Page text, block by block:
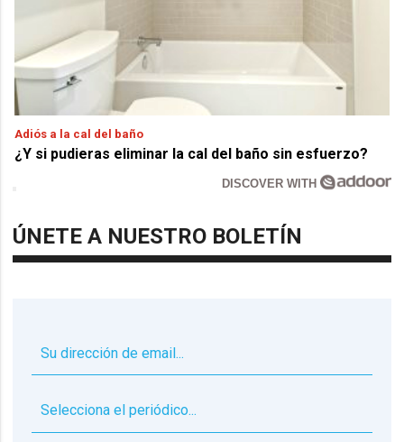
Adiós a la cal del baño
¿Y si pudieras eliminar la cal del baño sin esfuerzo?
DISCOVER WITH
ÚNETE A NUESTRO BOLETÍN